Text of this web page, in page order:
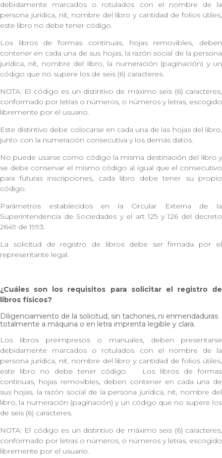
debidamente marcados o rotulados con el nombre de la
persona jurídica, nit, nombre del libro y cantidad de folios útiles,
este libro no debe tener código.
Los libros de formas continuas, hojas removibles, deben
contener en cada una de sus hojas, la razón social de la persona
jurídica, nit, nombre del libro, la numeración (paginación) y un
código que no supere los de seis (6) caracteres.
NOTA: El código es un distintivo de máximo seis (6) caracteres,
conformado por letras o números, o números y letras, escogido
libremente por el usuario.
Este distintivo debe colocarse en cada una de las hojas del libro,
junto con la numeración consecutiva y los demás datos.
No puede usarse como código la misma destinación del libro y
se debe conservar el mismo código al igual que el consecutivo
para futuras inscripciones, cada libro debe tener su propio
código.
Parámetros establecidos en la Circular Externa de la
Superintendencia de Sociedades y el art 125 y 126 del decreto
2649 de 1993.
La solicitud de registro de libros debe ser firmada por el
representante legal.
¿Cuáles son los requisitos para solicitar el registro de
libros físicos?
Diligenciamiento de la solicitud, sin tachones, ni enmendaduras
totalmente a máquina o en letra imprenta legible y clara.
Los libros preimpresos o manuales, deben presentarse
debidamente marcados o rotulados con el nombre de la
persona jurídica, nit, nombre del libro y cantidad de folios útiles,
este libro no debe tener código. Los libros de formas
continuas, hojas removibles, deben contener en cada una de
sus hojas, la razón social de la persona jurídica, nit, nombre del
libro, la numeración (paginación) y un código que no supere los
de seis (6) caracteres.
NOTA: El código es un distintivo de máximo seis (6) caracteres,
conformado por letras o números, o números y letras, escogido
libremente por el usuario.